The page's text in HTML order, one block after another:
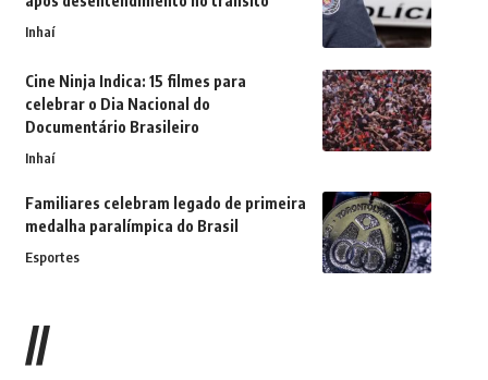
Inhaí
Cine Ninja Indica: 15 filmes para
celebrar o Dia Nacional do
Documentário Brasileiro
Inhaí
Familiares celebram legado de primeira
medalha paralímpica do Brasil
Esportes
//